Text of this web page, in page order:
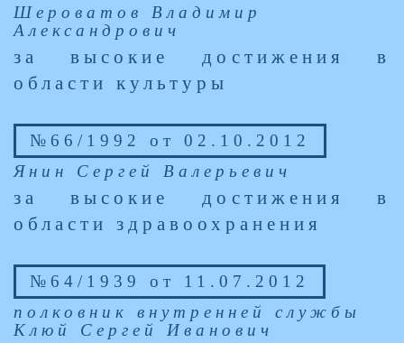
Шероватов Владимир
Александрович
за высокие достижения в
области культуры
№66/1992 от 02.10.2012
Янин Сергей Валерьевич
за высокие достижения в
области здравоохранения
№64/1939 от 11.07.2012
полковник внутренней службы
Клюй Сергей Иванович